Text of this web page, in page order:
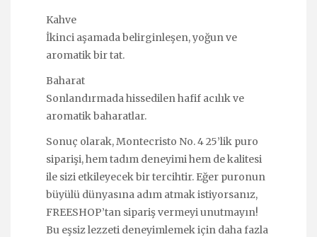
Kahve
İkinci aşamada belirginleşen, yoğun ve
aromatik bir tat.
Baharat
Sonlandırmada hissedilen hafif acılık ve
aromatik baharatlar.
Sonuç olarak, Montecristo No. 4 25’lik puro
siparişi, hem tadım deneyimi hem de kalitesi
ile sizi etkileyecek bir tercihtir. Eğer puronun
büyülü dünyasına adım atmak istiyorsanız,
FREESHOP’tan sipariş vermeyi unutmayın!
Bu eşsiz lezzeti deneyimlemek için daha fazla